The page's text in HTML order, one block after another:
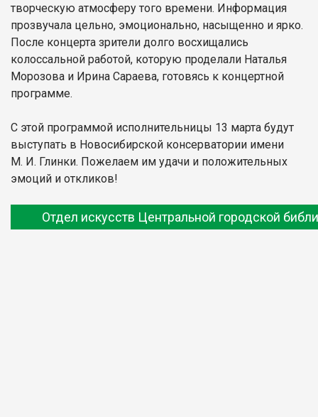
творческую атмосферу того времени. Информация
прозвучала цельно, эмоционально, насыщенно и ярко.
После концерта зрители долго восхищались
колоссальной работой, которую проделали Наталья
Морозова и Ирина Сараева, готовясь к концертной
программе.
С этой программой исполнительницы 13 марта будут
выступать в Новосибирской консерватории имени
М. И. Глинки. Пожелаем им удачи и положительных
эмоций и откликов!
Отдел искусств Центральной городской